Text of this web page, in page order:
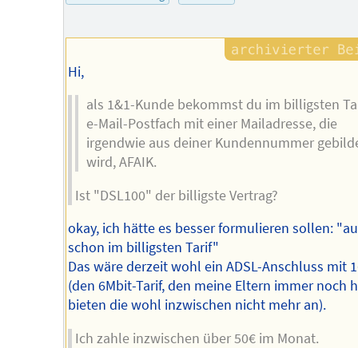
Hi,
als 1&1-Kunde bekommst du im billigsten
e-Mail-Postfach mit einer Mailadresse, die
irgendwie aus deiner Kundennummer
wird, AFAIK.
Ist "DSL100" der billigste Vertrag?
okay, ich hätte es besser formulieren sollen:
schon im billigsten Tarif"
Das wäre derzeit wohl ein ADSL-Anschluss mit
(den 6Mbit-Tarif, den meine Eltern immer noch
bieten die wohl inzwischen nicht mehr an).
Ich zahle inzwischen über 50€ im Monat.